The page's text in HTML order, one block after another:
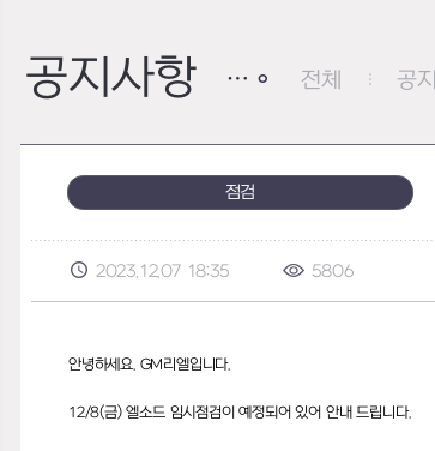
공지사항 전체 공지
점검
2023.12.07 18:35 5806
안녕하세요. GM리엘입니다.
12/8(금) 엘소드 임시점검이 예정되어 있어 안내 드립니다.